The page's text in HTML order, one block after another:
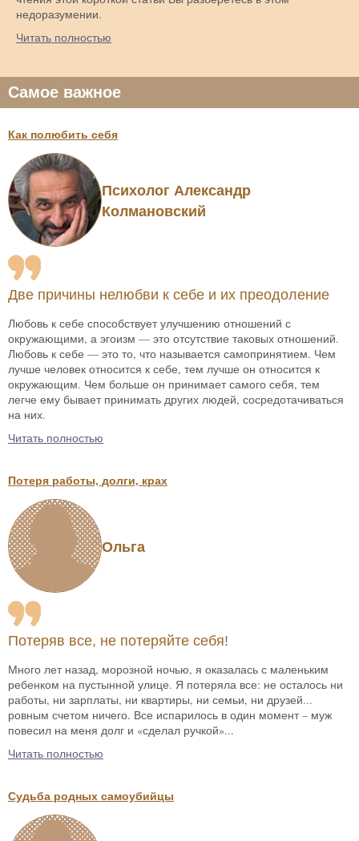
Самое важное
Как полюбить себя
Психолог Александр
Колмановский
Две причины нелюбви к себе и их преодоление
Любовь к себе способствует улучшению отношений с
окружающими, а эгоизм — это отсутствие таковых отношений.
Любовь к себе — это то, что называется самопринятием. Чем
лучше человек относится к себе, тем лучше он относится к
окружающим. Чем больше он принимает самого себя, тем
легче ему бывает принимать других людей, сосредотачиваться
на них.
Читать полностью
Потеря работы, долги, крах
Ольга
Потеряв все, не потеряйте себя!
Много лет назад, морозной ночью, я оказалась с маленьким
ребенком на пустынной улице. Я потеряла все: не осталось ни
работы, ни зарплаты, ни квартиры, ни семьи, ни друзей...
ровным счетом ничего. Все испарилось в один момент – муж
повесил на меня долг и «сделал ручкой»...
Читать полностью
Судьба родных самоубийцы
недоразумении.
Читать полностью